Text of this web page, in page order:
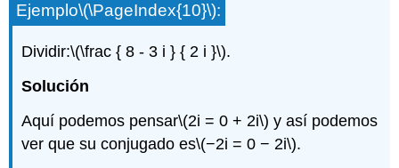
Ejemplo\(\PageIndex{10}\):
Dividir:\(\frac { 8 - 3 i } { 2 i }\).
Solución
Aquí podemos pensar\(2i = 0 + 2i\) y así podemos
ver que su conjugado es\(−2i = 0 − 2i\).